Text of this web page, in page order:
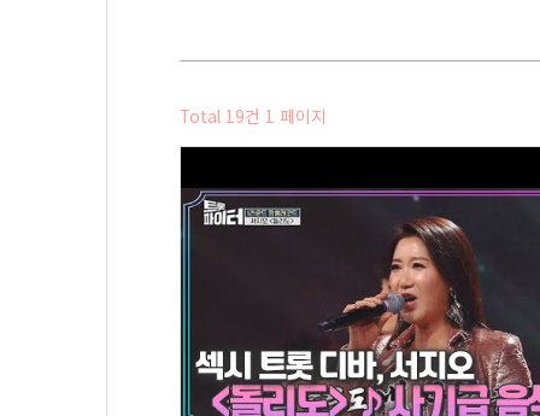
Total 19건 1 페이지